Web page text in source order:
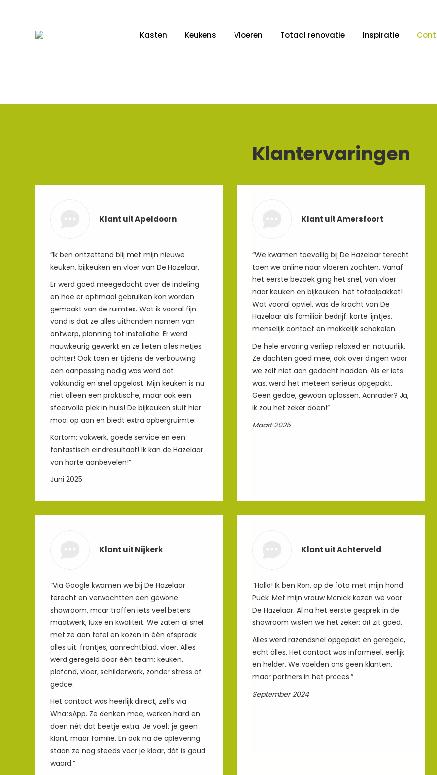
Kasten Keukens Vloeren Totaal renovatie Inspiratie
Klantervaringen
Klant uit Apeldoorn
“Ik ben ontzettend blij met mijn nieuwe
keuken, bijkeuken en vloer van De Hazelaar.
Er werd goed meegedacht over de indeling
en hoe er optimaal gebruiken kon worden
gemaakt van de ruimtes. Wat ik vooral fijn
vond is dat ze alles uithanden namen van
ontwerp, planning tot installatie. Er werd
nauwkeurig gewerkt en ze lieten alles netjes
achter! Ook toen er tijdens de verbouwing
een aanpassing nodig was werd dat
vakkundig en snel opgelost. Mijn keuken is nu
niet alleen een praktische, maar ook een
sfeervolle plek in huis! De bijkeuken sluit hier
mooi op aan en biedt extra opbergruimte.
Kortom: vakwerk, goede service en een
fantastisch eindresultaat! Ik kan de Hazelaar
van harte aanbevelen!”
Juni 2025
Klant uit Amersfoort
“We kwamen toevallig bij De Hazelaar terecht
toen we online naar vloeren zochten. Vanaf
het eerste bezoek ging het snel, van vloer
naar keuken en bijkeuken: het totaalpakket!
Wat vooral opviel, was de kracht van De
Hazelaar als familiair bedrijf: korte lijntjes,
menselijk contact en makkelijk schakelen.
De hele ervaring verliep relaxed en natuurlijk.
Ze dachten goed mee, ook over dingen waar
we zelf niet aan gedacht hadden. Als er iets
was, werd het meteen serieus opgepakt.
Geen gedoe, gewoon oplossen. Aanrader? Ja,
ik zou het zeker doen!”
Maart 2025
Klant uit Nijkerk
“Via Google kwamen we bij De Hazelaar
terecht en verwachtten een gewone
showroom, maar troffen iets veel beters:
maatwerk, luxe en kwaliteit. We zaten al snel
met ze aan tafel en kozen in één afspraak
alles uit: frontjes, aanrechtblad, vloer. Alles
werd geregeld door één team: keuken,
plafond, vloer, schilderwerk, zonder stress of
gedoe.
Het contact was heerlijk direct, zelfs via
WhatsApp. Ze denken mee, werken hard en
doen nét dat beetje extra. Je voelt je geen
klant, maar familie. En ook na de oplevering
staan ze nog steeds voor je klaar, dát is goud
waard.”
Klant uit Achterveld
“Hallo! Ik ben Ron, op de foto met mijn hond
Puck. Met mijn vrouw Monick kozen we voor
De Hazelaar. Al na het eerste gesprek in de
showroom wisten we het zeker: dit zit goed.
Alles werd razendsnel opgepakt en geregeld,
echt álles. Het contact was informeel, eerlijk
en helder. We voelden ons geen klanten,
maar partners in het proces.”
September 2024